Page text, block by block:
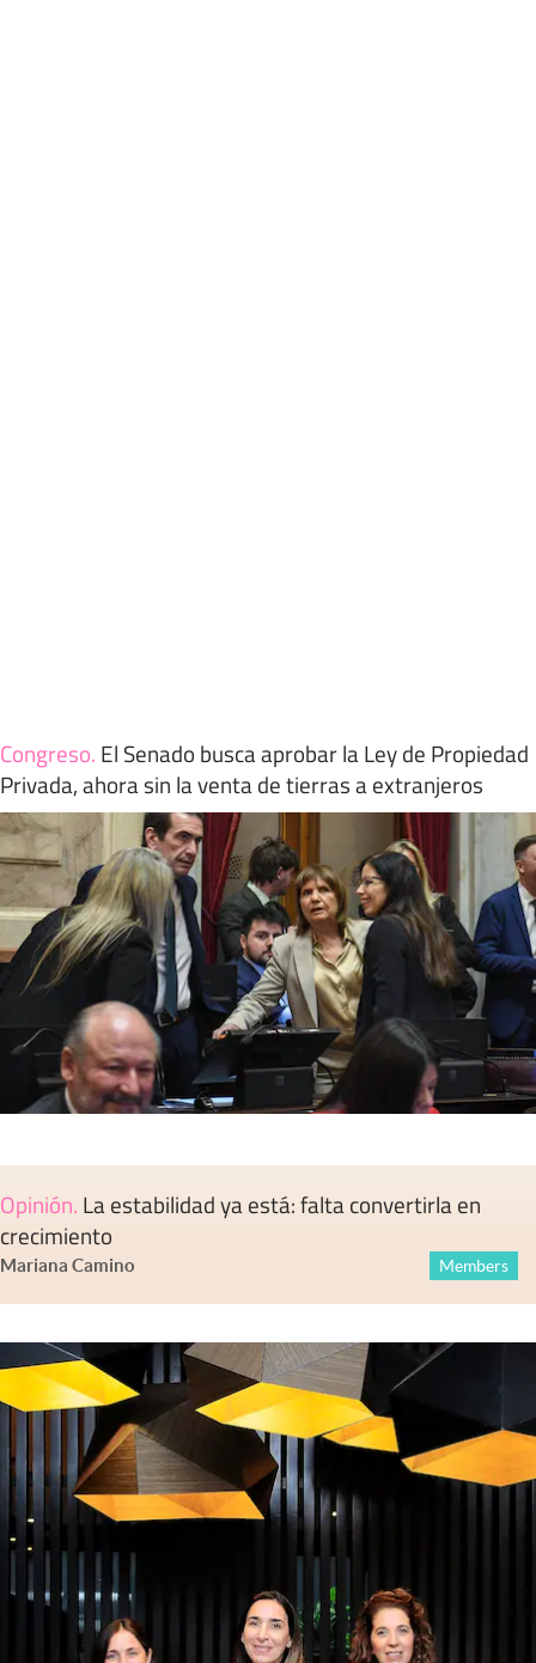
Congreso. El Senado busca aprobar la Ley de Propiedad
Privada, ahora sin la venta de tierras a extranjeros
Opinión. La estabilidad ya está: falta convertirla en
crecimiento
Mariana Camino Members